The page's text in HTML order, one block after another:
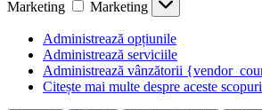
Marketing
Marketing
Administrează opțiunile
Administrează serviciile
Administrează vânzătorii
Citește mai multe despre aceste scopuri